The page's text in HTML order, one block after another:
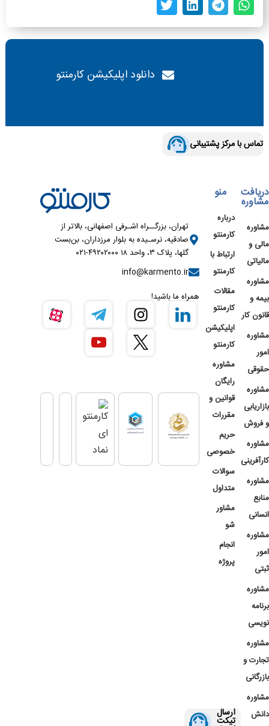
دانلود اپلیکیشن کارمنتو
تماس با مرکز پشتیبانی
دریافت
مشاوره
مشاوره
مالی و
مالیاتی
مشاوره
بیمه و
قانون کار
مشاوره
امور
حقوقی
مشاوره
بازاریابی
و فروش
مشاوره
کارآفرینی
مشاوره
منابع
انسانی
مشاوره
امور
ثبتی
مشاوره
برنامه
نویسی
مشاوره
تجارت و
بازرگانی
مشاوره
دانش
منو
درباره
کارمنتو
ارتباط با
کارمنتو
مقالات
کارمنتو
اپلیکیشن
کارمنتو
مشاوره
رایگان
قوانین و
مقررات
حریم
خصوصی
سوالات
متداول
مشاور
شو
انجام
پروژه
ارسال
تیکت
تهران، بزرگــراه اشـرفی اصفهانی، بالاتر از
صادقیه، نرسـیده به بلوار مرزداران، بن‌بست
گلها، پلاک ۳، واحد ۱۸ ۴۹۲۰۲۰۰۰-۰۲۱
info@karmento.ir
همراه ما باشید!